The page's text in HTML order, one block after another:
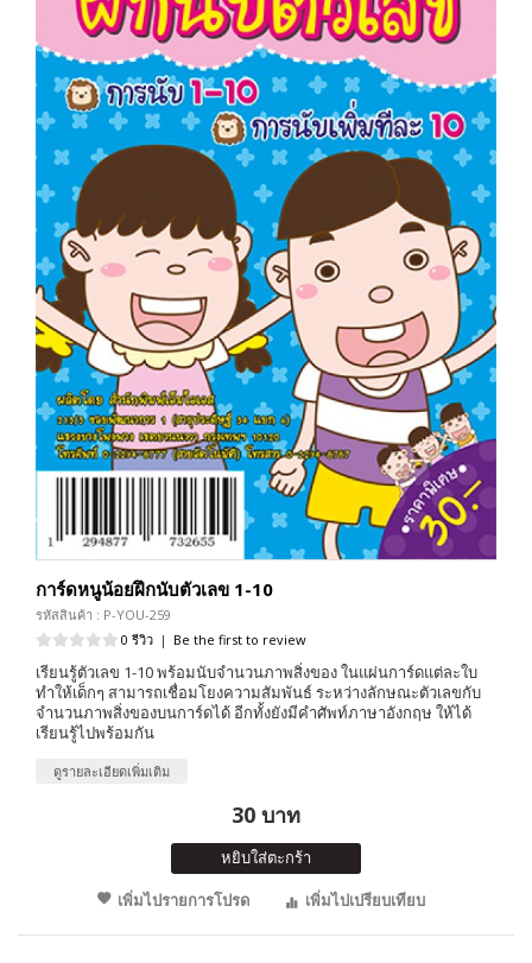
การ์ดหนูน้อยฝึกนับตัวเลข 1-10
รหัสสินค้า : P-YOU-259
0 รีวิว | Be the first to review
เรียนรู้ตัวเลข 1-10 พร้อมนับจำนวนภาพสิ่งของ ในแผ่นการ์ดแต่ละใบ
ทำให้เด็กๆ สามารถเชื่อมโยงความสัมพันธ์ ระหว่างลักษณะตัวเลขกับ
จำนวนภาพสิ่งของบนการ์ดได้ อีกทั้งยังมีคำศัพท์ภาษาอังกฤษ ให้ได้
เรียนรู้ไปพร้อมกัน
ดูรายละเอียดเพิ่มเติม
30 บาท
หยิบใส่ตะกร้า
เพิ่มไปรายการโปรด
เพิ่มไปเปรียบเทียบ